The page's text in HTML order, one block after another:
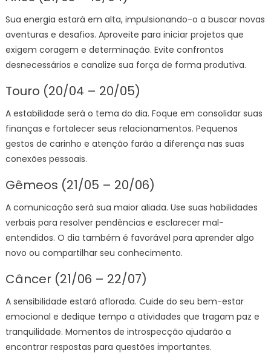
Sua energia estará em alta, impulsionando-o a buscar novas
aventuras e desafios. Aproveite para iniciar projetos que
exigem coragem e determinação. Evite confrontos
desnecessários e canalize sua força de forma produtiva.
Touro (20/04 – 20/05)
A estabilidade será o tema do dia. Foque em consolidar suas
finanças e fortalecer seus relacionamentos. Pequenos
gestos de carinho e atenção farão a diferença nas suas
conexões pessoais.
Gêmeos (21/05 – 20/06)
A comunicação será sua maior aliada. Use suas habilidades
verbais para resolver pendências e esclarecer mal-
entendidos. O dia também é favorável para aprender algo
novo ou compartilhar seu conhecimento.
Câncer (21/06 – 22/07)
A sensibilidade estará aflorada. Cuide do seu bem-estar
emocional e dedique tempo a atividades que tragam paz e
tranquilidade. Momentos de introspecção ajudarão a
encontrar respostas para questões importantes.